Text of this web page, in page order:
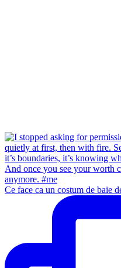
Ce face ca un costum de baie